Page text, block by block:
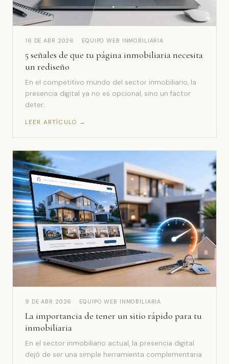
16 DE ABR 2026 EQUIPO WEB INMOBILIARIA
5 señales de que tu página inmobiliaria necesita
un rediseño
En el competitivo mundo del sector inmobiliario, la
presencia digital ya no es opcional, sino un factor
deter…
LEER ARTÍCULO →
9 DE ABR 2026 EQUIPO WEB INMOBILIARIA
La importancia de tener un sitio rápido para tu
inmobiliaria
En el sector inmobiliario actual, la presencia digital
dejó de ser una simple herramienta complementaria